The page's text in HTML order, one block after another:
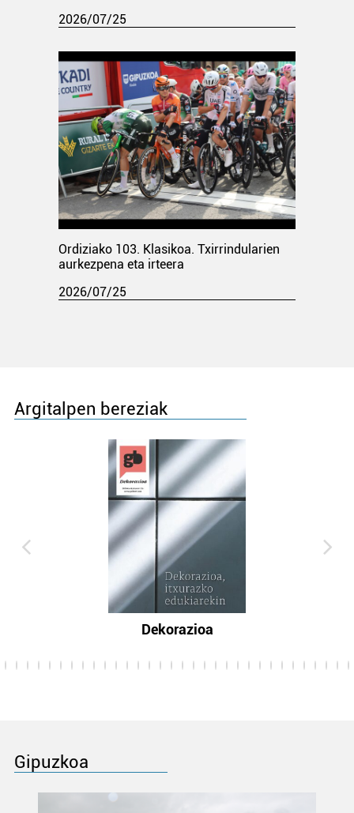
2026/07/25
Ordiziako 103. Klasikoa. Txirrindularien
aurkezpena eta irteera
2026/07/25
Argitalpen bereziak
Dekorazioa
Gipuzkoa